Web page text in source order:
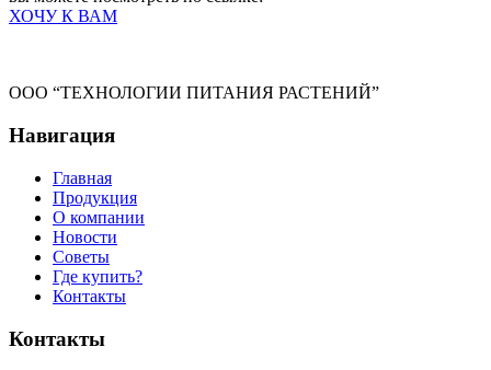
ХОЧУ К ВАМ
ООО “ТЕХНОЛОГИИ ПИТАНИЯ РАСТЕНИЙ”
Навигация
Главная
Продукция
О компании
Новости
Советы
Где купить?
Контакты
Контакты